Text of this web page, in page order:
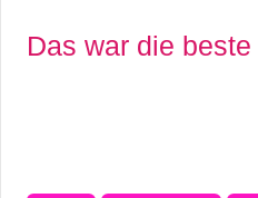
Das war die